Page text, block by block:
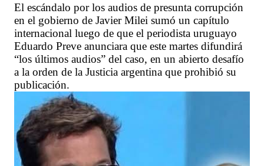
El escándalo por los audios de presunta corrupción
en el gobierno de Javier Milei sumó un capítulo
internacional luego de que el periodista uruguayo
Eduardo Preve anunciara que este martes difundirá
“los últimos audios” del caso, en un abierto desafío
a la orden de la Justicia argentina que prohibió su
publicación.